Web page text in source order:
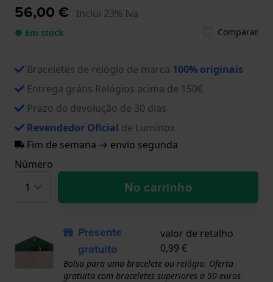
56,00 € Inclui 23% Iva
● Em stock Comparar
Braceletes de relógio de marca 100% originais
Entrega grátis Relógios acima de 150€
Prazo de devolução de 30 dias
Revendedor Oficial de Luminox
Fim de semana → envio segunda
Número
No carrinho
Presente
gratuito
valor de retalho
0,99 €
Bolsa para uma bracelete ou relógio. Oferta
gratuita com braceletes superiores a 50 euros